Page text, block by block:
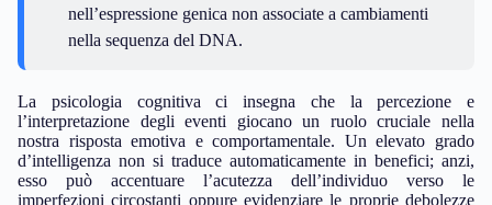
processi cognitivi umani.
Genetica: studio degli eredi e delle variazioni nel DNA
Epigenetica: studio delle modifiche ereditabili
nell’espressione genica non associate a cambiamenti
nella sequenza del DNA.